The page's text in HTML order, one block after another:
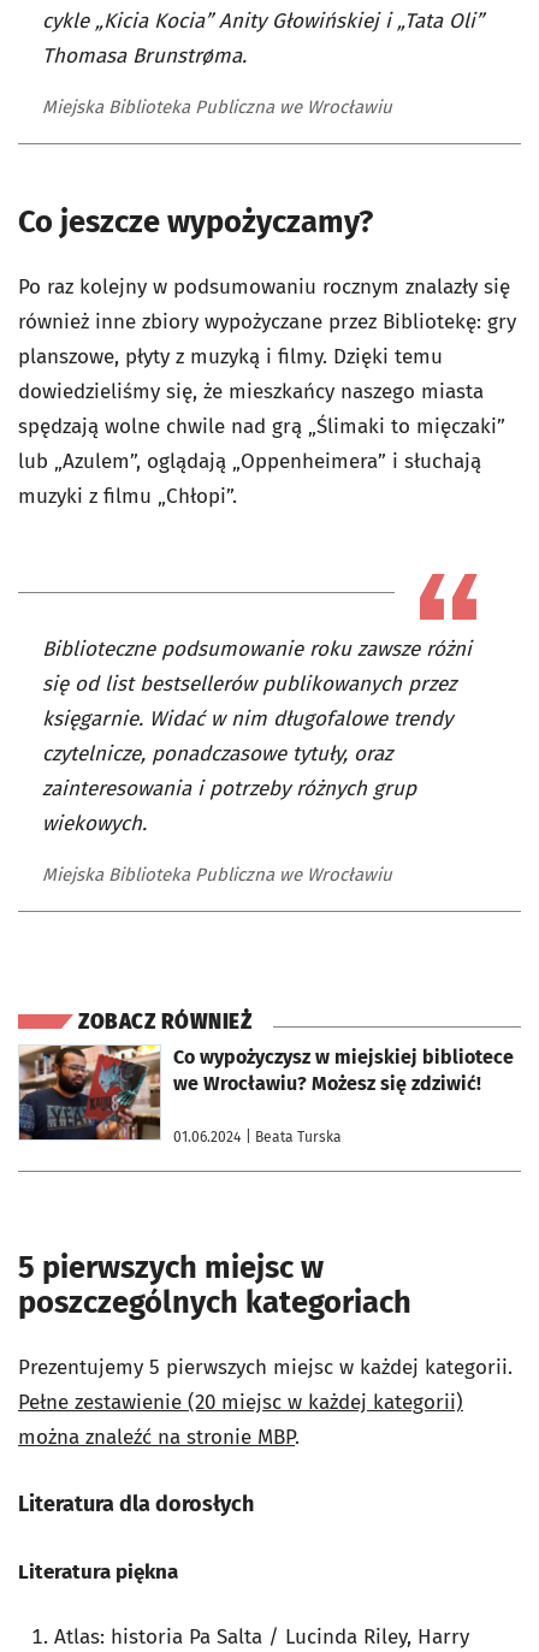
cykle „Kicia Kocia” Anity Głowińskiej i „Tata Oli”
Thomasa Brunstrøma.
Miejska Biblioteka Publiczna we Wrocławiu
Co jeszcze wypożyczamy?
Po raz kolejny w podsumowaniu rocznym znalazły się
również inne zbiory wypożyczane przez Bibliotekę: gry
planszowe, płyty z muzyką i filmy. Dzięki temu
dowiedzieliśmy się, że mieszkańcy naszego miasta
spędzają wolne chwile nad grą „Ślimaki to mięczaki”
lub „Azulem”, oglądają „Oppenheimera” i słuchają
muzyki z filmu „Chłopi”.
Biblioteczne podsumowanie roku zawsze różni
się od list bestsellerów publikowanych przez
księgarnie. Widać w nim długofalowe trendy
czytelnicze, ponadczasowe tytuły, oraz
zainteresowania i potrzeby różnych grup
wiekowych.
Miejska Biblioteka Publiczna we Wrocławiu
ZOBACZ RÓWNIEŻ
Co wypożyczysz w miejskiej bibliotece
we Wrocławiu? Możesz się zdziwić!
01.06.2024 | Beata Turska
otworzy się w nowej karcie
5 pierwszych miejsc w
poszczególnych kategoriach
Prezentujemy 5 pierwszych miejsc w każdej kategorii.
Pełne zestawienie (20 miejsc w każdej kategorii)
można znaleźć na stronie MBP.
Literatura dla dorosłych
Literatura piękna
Atlas: historia Pa Salta / Lucinda Riley, Harry